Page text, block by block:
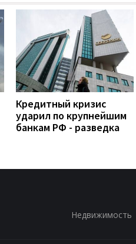
Кредитный кризис
ударил по крупнейшим
банкам РФ - разведка
Недвижимость